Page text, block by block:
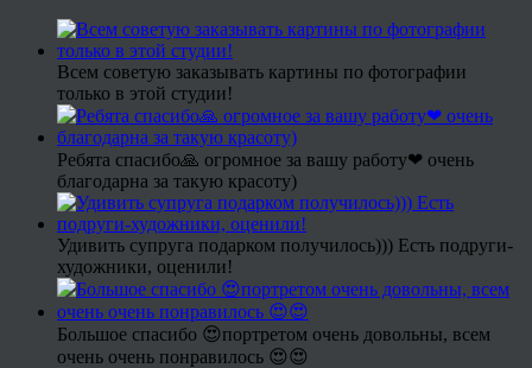
Всем советую заказывать картины по фотографии
только в этой студии!
Ребята спасибо🙏 огромное за вашу работу❤ очень
благодарна за такую красоту)
Удивить супруга подарком получилось))) Есть подруги-
художники, оценили!
Большое спасибо 😍портретом очень довольны, всем
очень очень понравилось 😍😍